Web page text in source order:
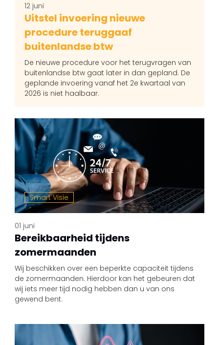
12 juni
Uitstel invoering nieuwe
procedure teruggaaf
buitenlandse btw
De nieuwe procedure voor het terugvragen van
buitenlandse btw gaat later in dan gepland. De
geplande invoering vanaf het 2e kwartaal van
2026 is niet haalbaar.
Smart Visie
01 juni
Bereikbaarheid tijdens
zomermaanden
Wij beschikken over een beperkte capaciteit tijdens
de zomermaanden. Hierdoor kan het gebeuren dat
wij iets meer tijd nodig hebben dan u van ons
gewend bent.